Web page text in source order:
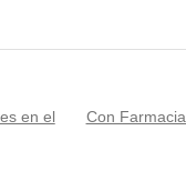
en el
Next
Con